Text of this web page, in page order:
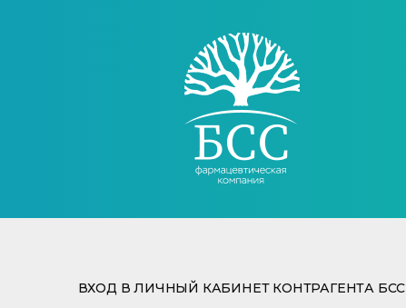
ВХОД В ЛИЧНЫЙ КАБИНЕТ КОНТРАГЕНТА БСС